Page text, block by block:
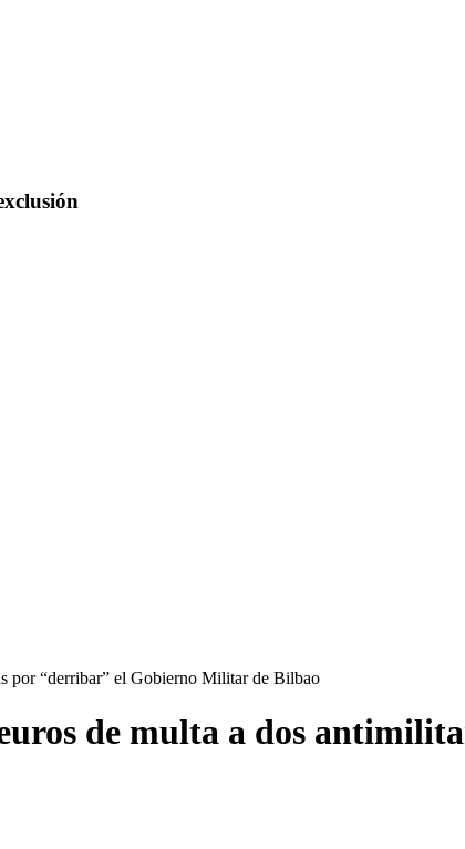
por “derribar” el Gobierno Militar de Bilbao
de multa a dos